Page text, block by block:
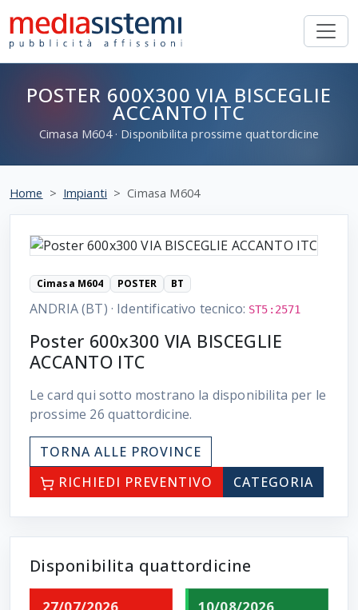
POSTER 600X300 VIA BISCEGLIE
ACCANTO ITC
Cimasa M604· Disponibilita prossime quattordicine
Home Impianti Cimasa M604
Cimasa M604 POSTER BT
ANDRIA (BT) · Identificativo tecnico: ST5:2571
Poster 600x300 VIA BISCEGLIE
ACCANTO ITC
Le card qui sotto mostrano la disponibilita per le
prossime 26 quattordicine.
TORNA ALLE PROVINCE
RICHIEDI PREVENTIVO
CATEGORIA
Disponibilita quattordicine